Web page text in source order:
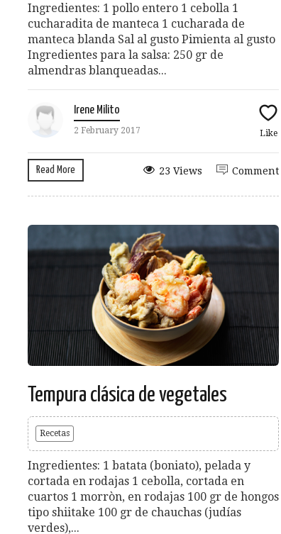
Ingredientes: 1 pollo entero 1 cebolla 1
cucharadita de manteca 1 cucharada de
manteca blanda Sal al gusto Pimienta al gusto
Ingredientes para la salsa: 250 gr de
almendras blanqueadas...
Irene Milito
2 February 2017 Like
Read More Comment
23 Views
Tempura clásica de vegetales
Recetas
Ingredientes: 1 batata (boniato), pelada y
cortada en rodajas 1 cebolla, cortada en
cuartos 1 morròn, en rodajas 100 gr de hongos
tipo shiitake 100 gr de chauchas (judías
verdes),...